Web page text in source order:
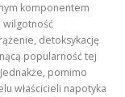
komponentem
wilgotność
detoksykację
popularność tej
pomimo
właścicieli napotyka